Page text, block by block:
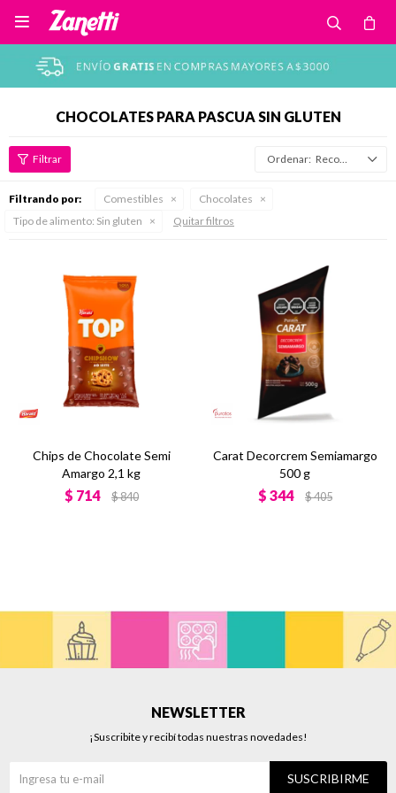

CHOCOLATES PARA PASCUA SIN GLUTEN
Recomendados
Filtrando por: Comestibles
Chocolates
Tipo de alimento: Sin gluten Quitar filtros
Chips de Chocolate Semi
Amargo 2,1 kg
$ 714 $840
Carat Decorcrem Semiamargo
500 g
$ 344 $405
NEWSLETTER
¡Suscribite y recibí todas nuestras novedades!
SUSCRIBIRME